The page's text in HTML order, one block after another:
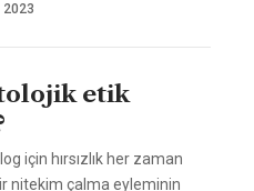
etik
için hırsızlık her zaman
nitekim çalma eyleminin